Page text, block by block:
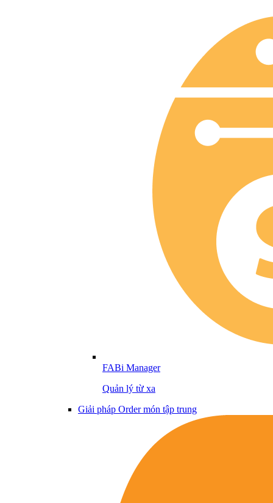
FABi Manager
Quản lý từ xa
Giải pháp Order món tập trung